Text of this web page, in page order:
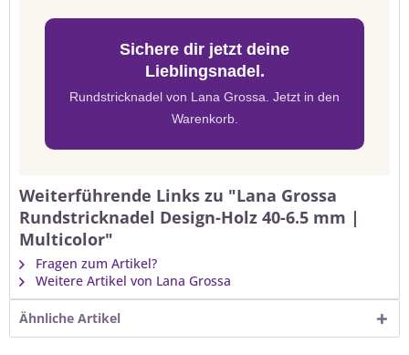
Sichere dir jetzt deine
Lieblingsnadel.
Rundstricknadel von Lana Grossa. Jetzt in den
Warenkorb.
Weiterführende Links zu "Lana Grossa
Rundstricknadel Design-Holz 40-6.5 mm |
Multicolor"
Fragen zum Artikel?
Weitere Artikel von Lana Grossa
Ähnliche Artikel